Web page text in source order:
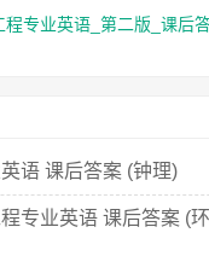
程专业英语_第二版_课后
语 课后答案 (钟理)
专业英语 课后答案 (